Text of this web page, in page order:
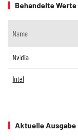
Behandelte Werte
Name
Nvidia
Intel
Aktuelle Ausgabe